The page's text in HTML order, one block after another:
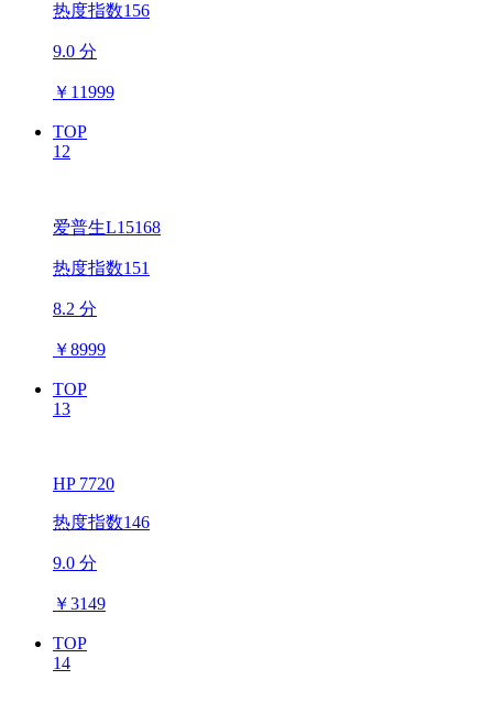
热度指数156
9.0 分
￥ 11999
TOP
12
爱普生L15168
热度指数151
8.2 分
￥8999
TOP
13
HP 7720
热度指数146
9.0 分
￥3149
TOP
14